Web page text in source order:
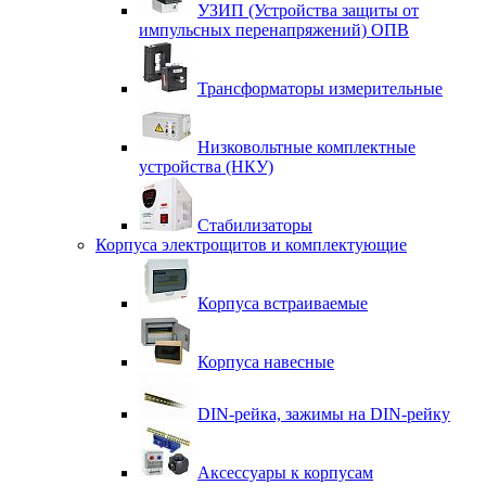
УЗИП (Устройства защиты от
импульсных перенапряжений) ОПВ
Трансформаторы измерительные
Низковольтные комплектные
устройства (НКУ)
Стабилизаторы
Корпуса электрощитов и комплектующие
Корпуса встраиваемые
Корпуса навесные
DIN-рейка, зажимы на DIN-рейку
Аксессуары к корпусам